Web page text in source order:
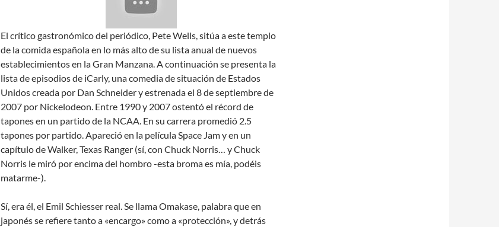
El crítico gastronómico del periódico, Pete Wells, sitúa a este templo
de la comida española en lo más alto de su lista anual de nuevos
establecimientos en la Gran Manzana. A continuación se presenta la
lista de episodios de iCarly, una comedia de situación de Estados
Unidos creada por Dan Schneider y estrenada el 8 de septiembre de
2007 por Nickelodeon. Entre 1990 y 2007 ostentó el récord de
tapones en un partido de la NCAA. En su carrera promedió 2.5
tapones por partido. Apareció en la película Space Jam y en un
capítulo de Walker, Texas Ranger (sí, con Chuck Norris… y Chuck
Norris le miró por encima del hombro -esta broma es mía, podéis
matarme-).
Sí, era él, el Emil Schiesser real. Se llama Omakase, palabra que en
japonés se refiere tanto a «encargo» como a «protección», y detrás